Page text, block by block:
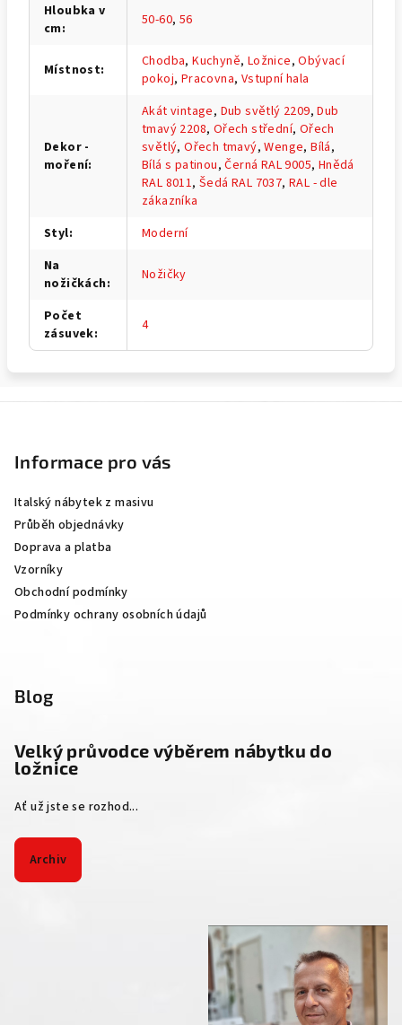
Hloubka v
cm: 50-60, 56
Místnost: Chodba,Kuchyně, Ložnice,Obývací
pokoj, Pracovna, Vstupní hala
Dekor -
moření:
Akát vintage, Dub světlý 2209,Dub
tmavý 2208, Ořech střední, Ořech
světlý,Ořech tmavý,Wenge,Bílá,
Bílá s patinou,Černá RAL 9005, Hnědá
RAL 8011,Šedá RAL 7037,RAL - dle
zákazníka
Styl:
Moderní
Na
nožičkách: Nožičky
Počet
zásuvek: 4
Informace pro vás
Italský nábytek z masivu
Průběh objednávky
Doprava a platba
Vzorníky
Obchodní podmínky
Podmínky ochrany osobních údajů
Blog
Velký průvodce výběrem nábytku do
ložnice
Ať už jste se rozhod...
Archiv